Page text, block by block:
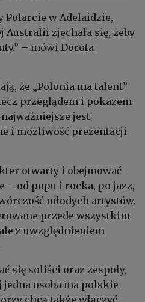
Polarcie w Adelaidzie,
Australii zjechała się, żeby
– mówi Dorota
że „Polonia ma talent”
przeglądem i pokazem
jest
i możliwość prezentacji
otwarty i obejmować
– od popu i rocka, po jazz,
młodych artystów.
przede wszystkim
z uwzględnieniem
się soliści oraz zespoły,
osoba ma polskie
chcą także włączyć